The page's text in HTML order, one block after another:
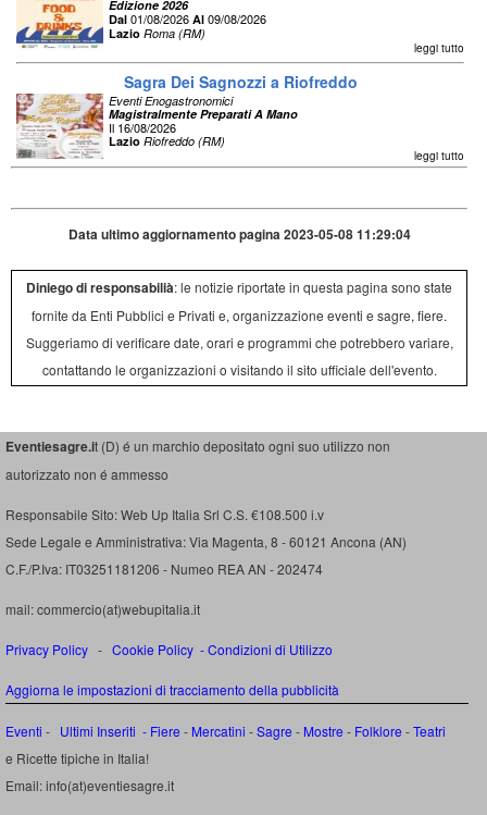
Edizione 2026
Dal 01/08/2026 Al 09/08/2026
Lazio Roma (RM)
leggi tutto
Sagra Dei Sagnozzi a Riofreddo
Eventi Enogastronomici
Magistralmente Preparati A Mano
Il 16/08/2026
Lazio Riofreddo (RM)
leggi tutto
Data ultimo aggiornamento pagina 2023-05-08 11:29:04
Diniego di responsabilià: le notizie riportate in questa pagina sono state
fornite da Enti Pubblici e Privati e, organizzazione eventi e sagre, fiere.
Suggeriamo di verificare date, orari e programmi che potrebbero variare,
contattando le organizzazioni o visitando il sito ufficiale dell'evento.
Eventiesagre.it (D) é un marchio depositato ogni suo utilizzo non
autorizzato non é ammesso
Responsabile Sito: Web Up Italia Srl C.S. €108.500 i.v
Sede Legale e Amministrativa: Via Magenta, 8 - 60121 Ancona (AN)
C.F./P.Iva: IT03251181206 - Numeo REA AN - 202474
mail: commercio(at)webupitalia.it
Privacy Policy - Cookie Policy -Condizioni di Utilizzo
Aggiorna le impostazioni di tracciamento della pubblicità
Eventi - Ultimi Inseriti - Fiere - Mercatini -Sagre - Mostre - Folklore -Teatri
e Ricette tipiche in Italia!
Email: info(at)eventiesagre.it